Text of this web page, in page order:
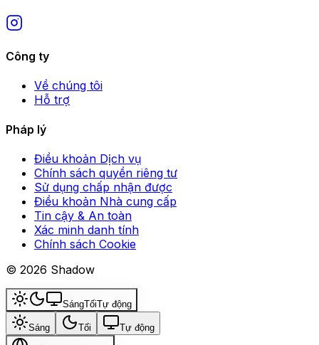
Công ty
Về chúng tôi
Hỗ trợ
Pháp lý
Điều khoản Dịch vụ
Chính sách quyền riêng tư
Sử dụng chấp nhận được
Điều khoản Nhà cung cấp
Tin cậy & An toàn
Xác minh danh tính
Chính sách Cookie
© 2026 Shadow
SángTốiTự động
Sáng Tối Tự động